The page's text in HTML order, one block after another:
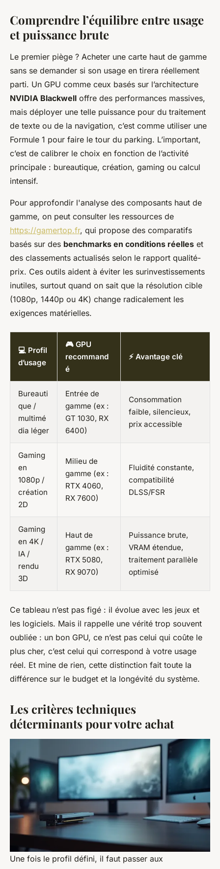
Comprendre l’équilibre entre usage
et puissance brute
Le premier piège ? Acheter une carte haut de gamme
sans se demander si son usage en tirera réellement
parti. Un GPU comme ceux basés sur l’architecture
NVIDIA Blackwell offre des performances massives,
mais déployer une telle puissance pour du traitement
de texte ou de la navigation, c’est comme utiliser une
Formule 1 pour faire le tour du parking. L’important,
c’est de calibrer le choix en fonction de l’activité
principale : bureautique, création, gaming ou calcul
intensif.
Pour approfondir l'analyse des composants haut de
gamme, on peut consulter les ressources de
https://gamertop.fr, qui propose des comparatifs
basés sur des benchmarks en conditions réelles et
des classements actualisés selon le rapport qualité-
prix. Ces outils aident à éviter les surinvestissements
inutiles, surtout quand on sait que la résolution cible
(1080p, 1440p ou 4K) change radicalement les
exigences matérielles.
💻 Profil
d’usage
🎮 GPU
recommand
é
⚡ Avantage clé
Bureauti
que /
multimé
dia léger
Entrée de
gamme (ex :
GT 1030, RX
6400)
Consommation
faible, silencieux,
prix accessible
Gaming
en
1080p /
création
2D
Milieu de
gamme (ex :
RTX 4060,
RX 7600)
Fluidité constante,
compatibilité
DLSS/FSR
Gaming
en 4K /
IA /
rendu
3D
Haut de
gamme (ex :
RTX 5080,
RX 9070)
Puissance brute,
VRAM étendue,
traitement parallèle
optimisé
Ce tableau n’est pas figé : il évolue avec les jeux et
les logiciels. Mais il rappelle une vérité trop souvent
oubliée : un bon GPU, ce n’est pas celui qui coûte le
plus cher, c’est celui qui correspond à votre usage
réel. Et mine de rien, cette distinction fait toute la
différence sur le budget et la longévité du système.
Les critères techniques
déterminants pour votre achat
Une fois le profil défini, il faut passer aux